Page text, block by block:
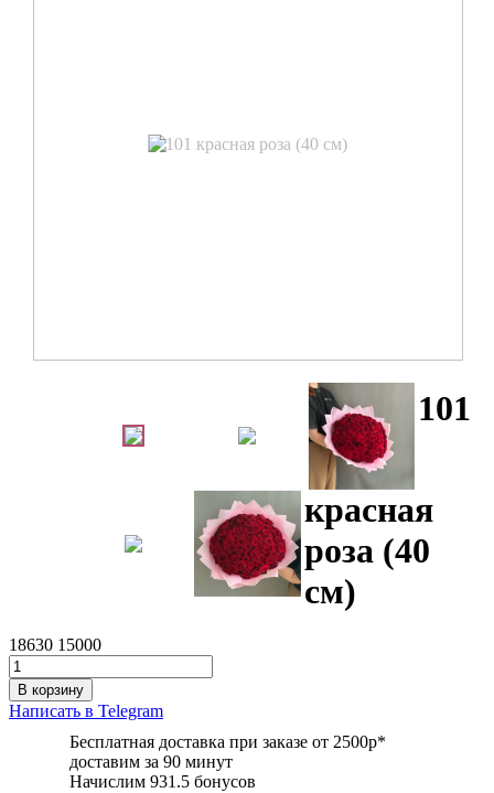
101
красная
роза (40
см)
18630 15000
В корзину
Написать в Telegram
Бесплатная доставка при заказе от 2500р*
доставим за 90 минут
Начислим 931.5 бонусов